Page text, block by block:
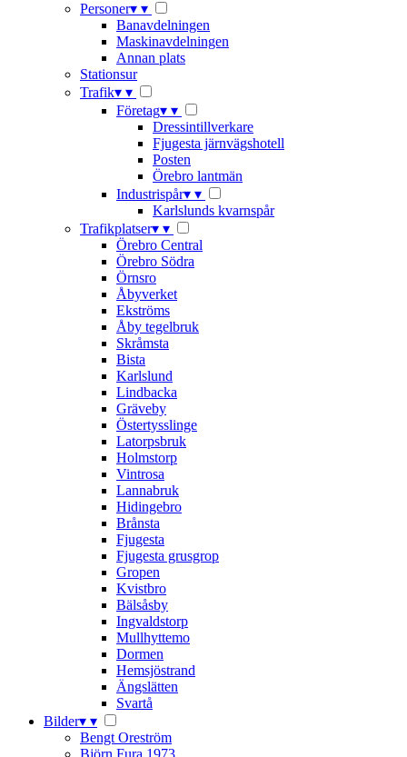
Personer▾ ▾
Banavdelningen
Maskinavdelningen
Annan plats
Stationsur
Trafik▾ ▾
Företag▾ ▾
Dressintillverkare
Fjugesta järnvägshotell
Posten
Örebro lantmän
Industrispår▾ ▾
Karlslunds kvarnspår
Trafikplatser▾ ▾
Örebro Central
Örebro Södra
Örnsro
Åbyverket
Ekströms
Åby tegelbruk
Skråmsta
Bista
Karlslund
Lindbacka
Gräveby
Östertysslinge
Latorpsbruk
Holmstorp
Vintrosa
Lannabruk
Hidingebro
Brånsta
Fjugesta
Fjugesta grusgrop
Gropen
Kvistbro
Bälsåsby
Ingvaldstorp
Mullhyttemo
Dormen
Hemsjöstrand
Ängslätten
Svartå
Bilder▾ ▾
Bengt Oreström
Björn Fura 1973